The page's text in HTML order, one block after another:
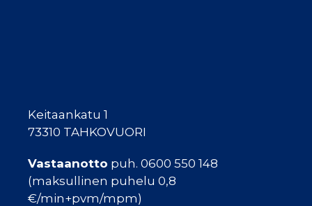
Keitaankatu 1
73310 TAHKOVUORI
Vastaanotto puh. 0600 550 148
(maksullinen puhelu 0,8
€/min+pvm/mpm)